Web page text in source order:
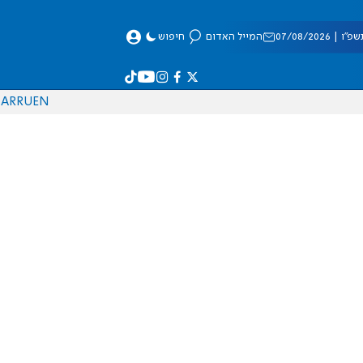
08/2026 המייל האדום חיפוש
EN
RU
AR